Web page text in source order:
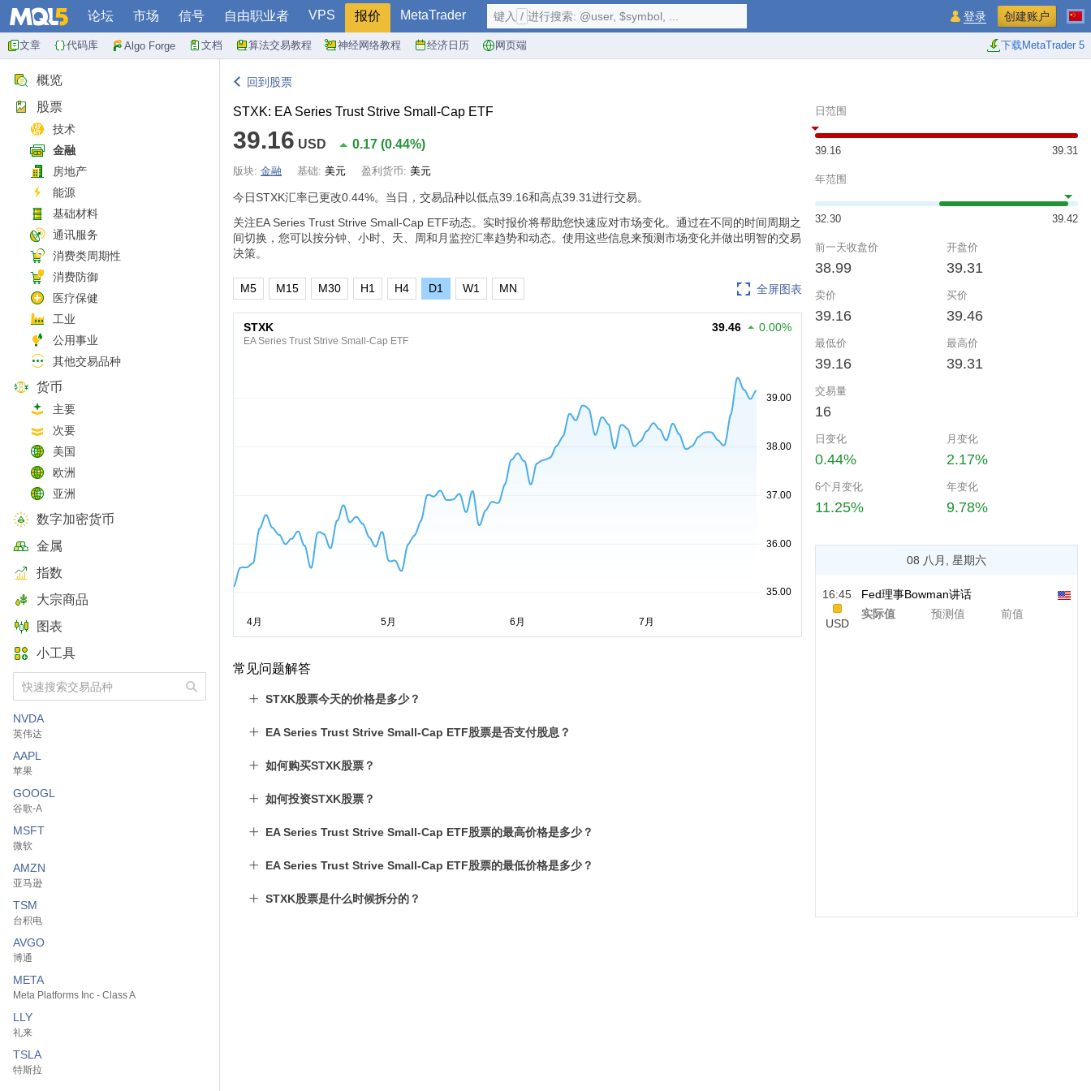
论坛 市场 信号 自由职业者 VPS 报价 MetaTrader
文章 代码库 Algo Forge 文档 算法交易教程 神经网络教程 经济日历 网页端 下载MetaTrader 5
键入 / 进行搜索: @user, $symbol, ... 登录 创建账户
概览
股票
技术
金融
房地产
能源
基础材料
通讯服务
消费类周期性
消费防御
医疗保健
工业
公用事业
其他交易品种
货币
主要
次要
美国
欧洲
亚洲
数字加密货币
金属
指数
大宗商品
图表
小工具
NVDA
英伟达
AAPL
苹果
GOOGL
谷歌-A
MSFT
微软
AMZN
亚马逊
TSM
台积电
AVGO
博通
META
Meta Platforms Inc - Class A
LLY
礼来
TSLA
特斯拉
回到股票
STXK: EA Series Trust Strive Small-Cap ETF
39.16 USD 0.17 (0.44%)
版块: 金融 基础: 美元 盈利货币: 美元
今日STXK汇率已更改0.44%。当日，交易品种以低点39.16和高点39.31进行交易。
关注EA Series Trust Strive Small-Cap ETF动态。实时报价将帮助您快速应对市场变化。通过在不同的时间周期之
间切换，您可以按分钟、小时、天、周和月监控汇率趋势和动态。使用这些信息来预测市场变化并做出明智的交易
决策。
全屏图表
M5 M15 M30 H1 H4 D1 W1 MN
STXK
EA Series Trust Strive Small-Cap ETF
39.46 0.00%
常见问题解答
STXK股票今天的价格是多少？
EA Series Trust Strive Small-Cap ETF股票是否支付股息？
如何购买STXK股票？
如何投资STXK股票？
EA Series Trust Strive Small-Cap ETF股票的最高价格是多少？
EA Series Trust Strive Small-Cap ETF股票的最低价格是多少？
STXK股票是什么时候拆分的？
日范围
39.16 39.31
年范围
32.30 39.42
前一天收盘价
38.99
开盘价
39.31
卖价
39.16
买价
39.46
最低价
39.16
最高价
39.31
交易量
16
日变化
0.44%
月变化
2.17%
6个月变化
11.25%
年变化
9.78%
08 八月, 星期六
16:45
USD
Fed理事Bowman讲话
实际值
预测值 前值